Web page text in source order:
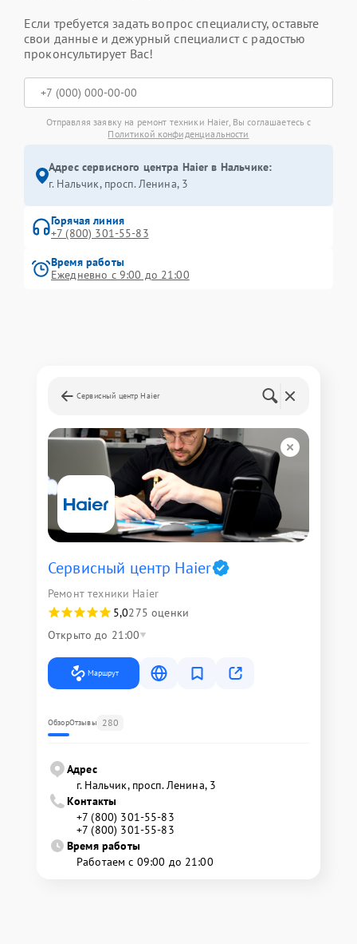
Если требуется задать вопрос специалисту, оставьте
свои данные и дежурный специалист с радостью
проконсультирует Вас!
Отправляя заявку на ремонт техники Haier, Вы соглашаетесь с
Политикой конфиденциальности
Адрес сервисного центра Haier в Нальчике:
г. Нальчик, просп. Ленина, 3
Горячая линия
+7 (800) 301-55-83
Время работы
Ежедневно с 9:00 до 21:00
Сервисный центр Haier
Сервисный центр Haier
Ремонт техники Haier
5,0275 оценки
Открыто до 21:00
Маршрут
ОбзорОтзывы 280
Адрес
г. Нальчик, просп. Ленина, 3
Контакты
+7 (800) 301-55-83
+7 (800) 301-55-83
Время работы
Работаем с 09:00 до 21:00